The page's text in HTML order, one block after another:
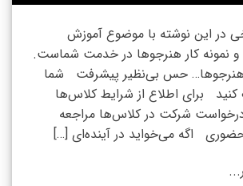
در این نوشته با موضوع آموزش
نمونه کار هنرجوها در خدمت شماست.
حس بی‌نظیر پیشرفت شما
کنید برای اطلاع از شرایط کلاس‌ها
شرکت در کلاس‌ها مراجعه
اگه می‌خواید در آینده‌ای […]